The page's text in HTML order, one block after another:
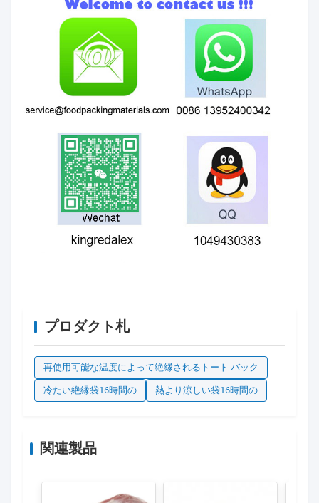
プロダクト札
再使用可能な温度によって絶縁されるトート バック
冷たい絶縁袋16時間の 熱より涼しい袋16時間の
関連製品